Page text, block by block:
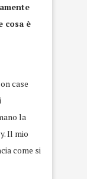
cosa è
case
la
Il mio
come si